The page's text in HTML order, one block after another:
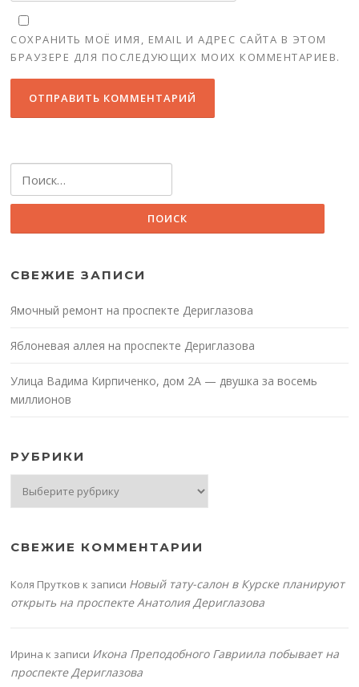
СОХРАНИТЬ МОЁ ИМЯ, EMAIL И АДРЕС САЙТА В ЭТОМ
БРАУЗЕРЕ ДЛЯ ПОСЛЕДУЮЩИХ МОИХ КОММЕНТАРИЕВ.
СВЕЖИЕ ЗАПИСИ
Ямочный ремонт на проспекте Дериглазова
Яблоневая аллея на проспекте Дериглазова
Улица Вадима Кирпиченко, дом 2А — двушка за восемь
миллионов
РУБРИКИ
СВЕЖИЕ КОММЕНТАРИИ
Коля Прутков к записи Новый тату-салон в Курске планируют
открыть на проспекте Анатолия Дериглазова
Ирина к записи Икона Преподобного Гавриила побывает на
проспекте Дериглазова